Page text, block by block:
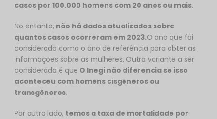
casos por 100.000 homens com 20 anos ou mais.
No entanto, não há dados atualizados sobre
quantos casos ocorreram em 2023.O ano que foi
considerado como o ano de referência para obter as
informações sobre as mulheres. Outra variante a ser
considerada é que O Inegi não diferencia se isso
aconteceu com homens cisgêneros ou
transgêneros.
Por outro lado, temos a taxa de mortalidade por